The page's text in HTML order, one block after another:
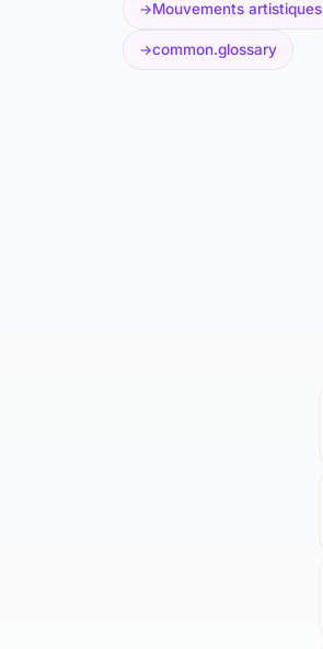
Mouvements artistiques
common.glossary